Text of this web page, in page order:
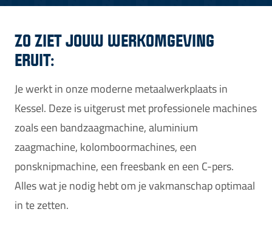
ZO ZIET JOUW WERKOMGEVING
ERUIT:
Je werkt in onze moderne metaalwerkplaats in
Kessel. Deze is uitgerust met professionele machines
zoals een bandzaagmachine, aluminium
zaagmachine, kolomboormachines, een
ponsknipmachine, een freesbank en een C-pers.
Alles wat je nodig hebt om je vakmanschap optimaal
in te zetten.